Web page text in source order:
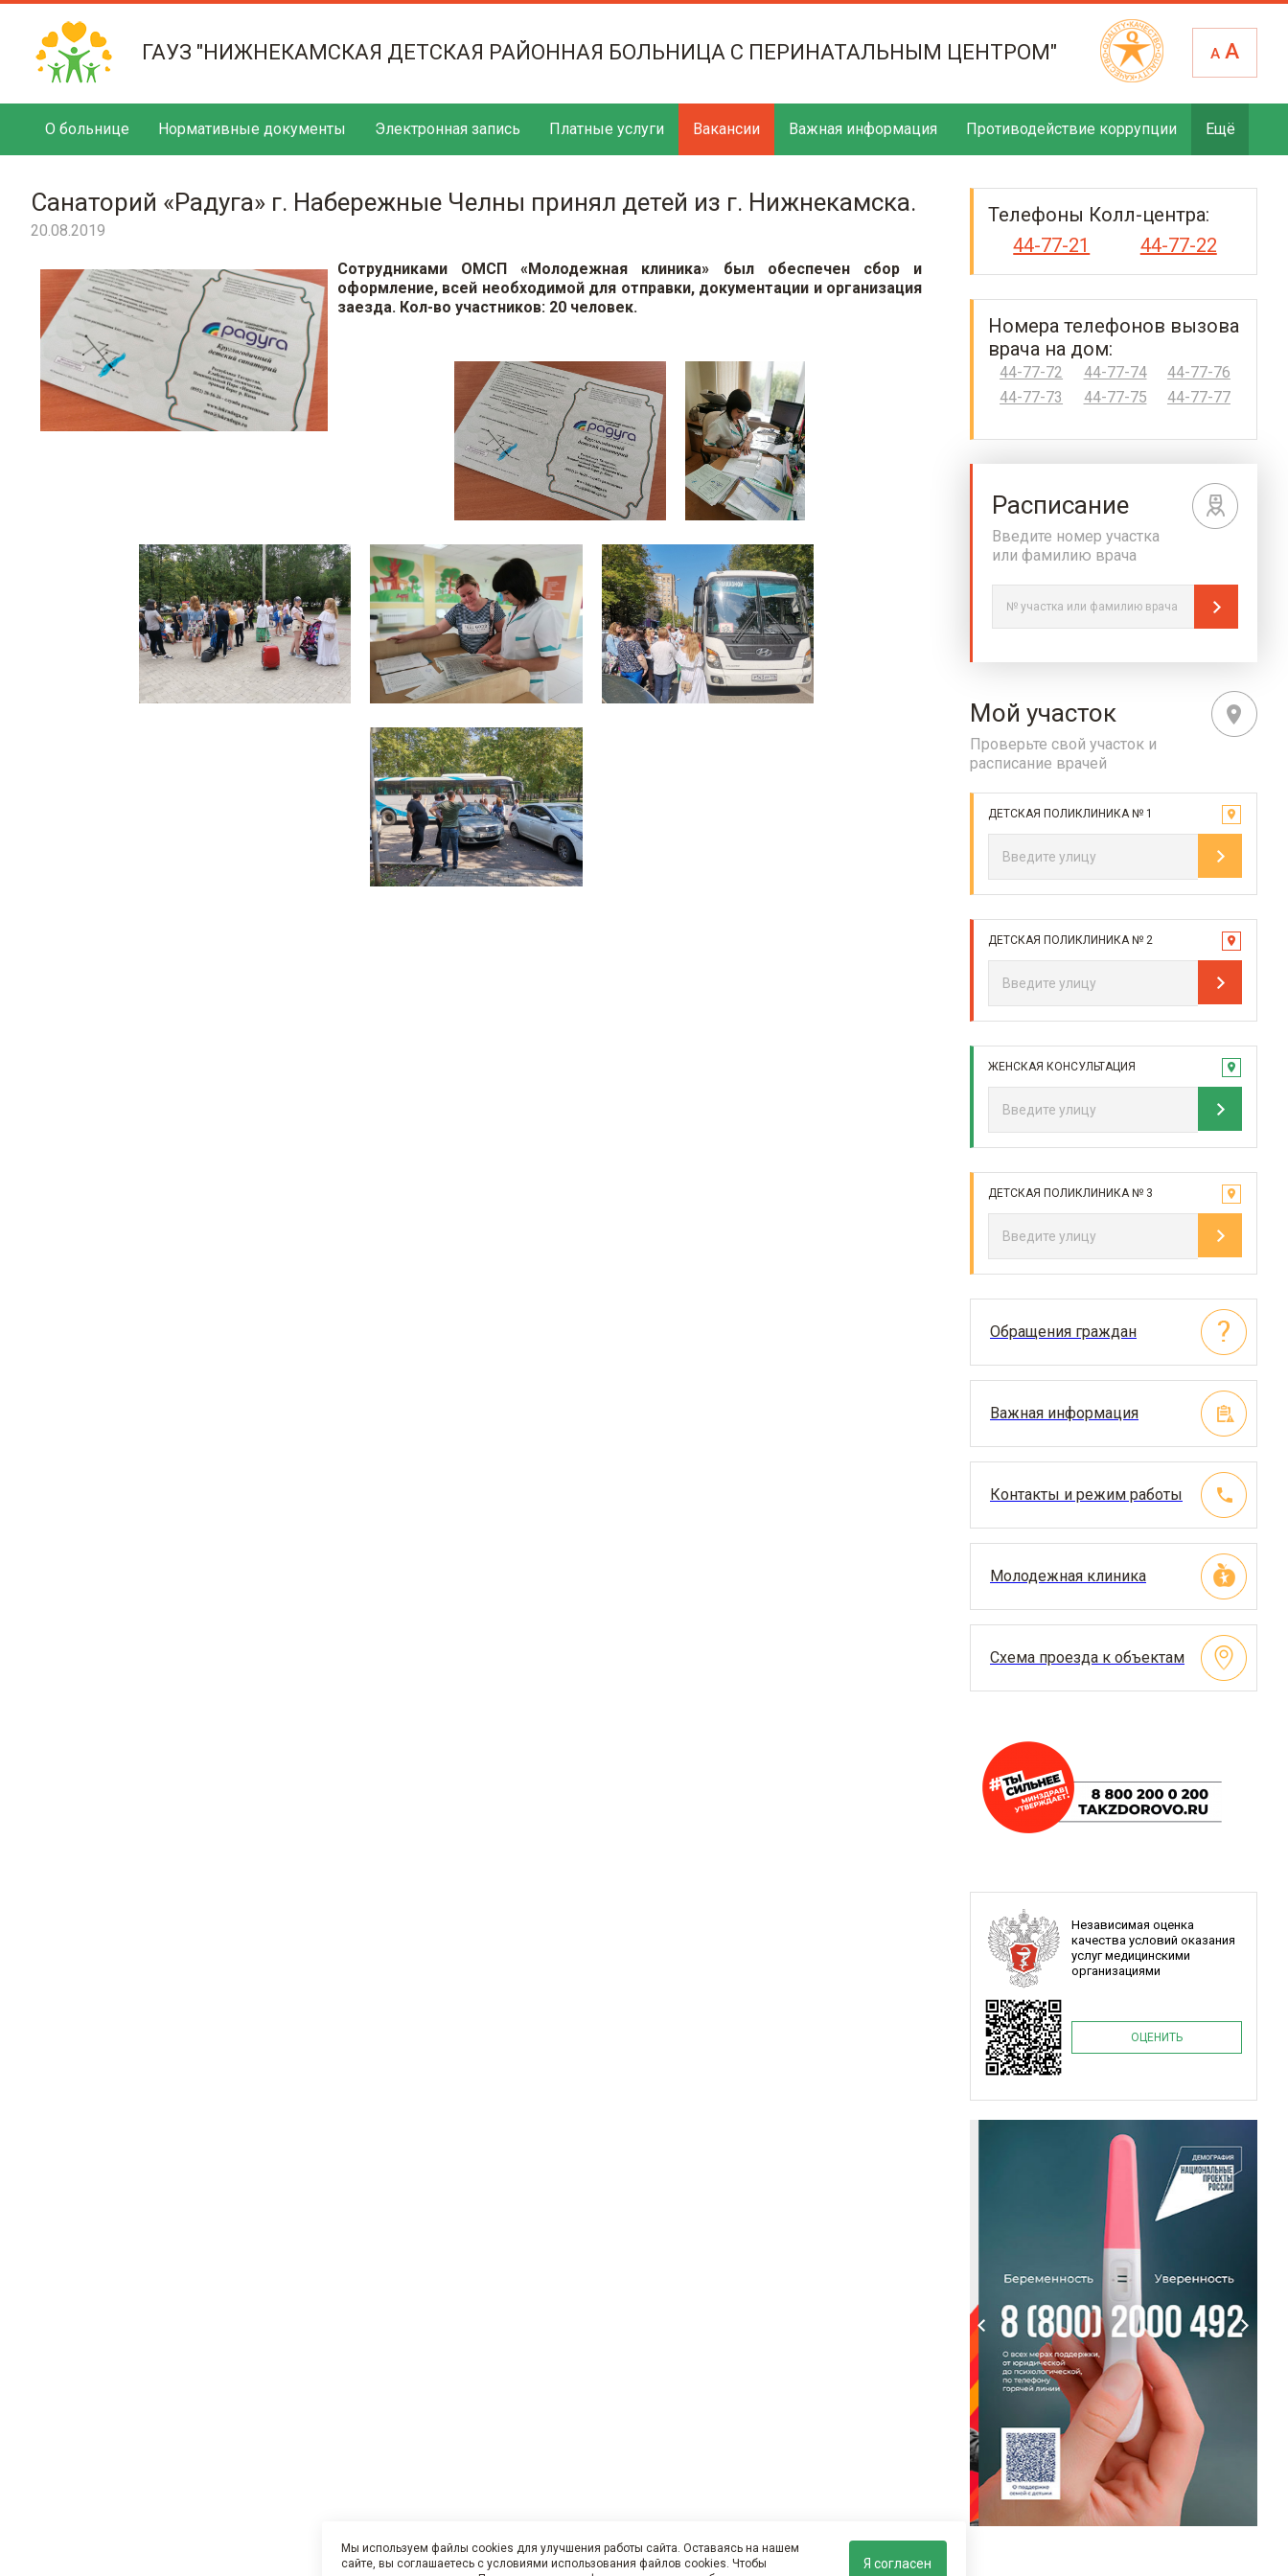
ГАУЗ "НИЖНЕКАМСКАЯ ДЕТСКАЯ РАЙОННАЯ БОЛЬНИЦА С ПЕРИНАТАЛЬНЫМ ЦЕНТРОМ" А А
О больнице Нормативные документы Электронная запись Платные услуги Вакансии Важная информация Противодействие коррупции Ещё
Санаторий «Радуга» г. Набережные Челны принял детей из г. Нижнекамска.
20.08.2019
Сотрудниками ОМСП «Молодежная клиника» был обеспечен сбор и
оформление, всей необходимой для отправки, документации и организация
заезда. Кол-во участников: 20 человек.
Телефоны Колл-центра:
44-77-21
44-77-22
Номера телефонов вызова
врача на дом:
44-77-72
44-77-73
44-77-74
44-77-75
44-77-76
44-77-77
Расписание
Введите номер участка
или фамилию врача
Мой участок
Проверьте свой участок и
расписание врачей
ДЕТСКАЯ ПОЛИКЛИНИКА № 1
ДЕТСКАЯ ПОЛИКЛИНИКА № 2
ЖЕНСКАЯ КОНСУЛЬТАЦИЯ
ДЕТСКАЯ ПОЛИКЛИНИКА № 3
Обращения граждан
Важная информация
Контакты и режим работы
Молодежная клиника
Схема проезда к объектам
Независимая оценка
качества условий оказания
услуг медицинскими
организациями
ОЦЕНИТЬ
Мы используем файлы cookies для улучшения работы сайта. Оставаясь на нашем
сайте, вы соглашаетесь с условиями использования файлов cookies. Чтобы
Я согласен